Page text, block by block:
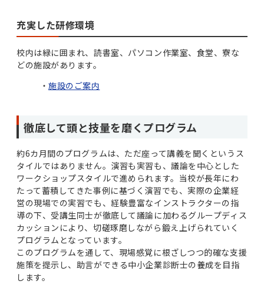
充実した研修環境
校内は緑に囲まれ、読書室、パソコン作業室、食堂、寮な
どの施設があります。
施設のご案内
徹底して頭と技量を磨くプログラム
約6カ月間のプログラムは、ただ座って講義を聞くというス
タイルではありません。演習も実習も、議論を中心とした
ワークショップスタイルで進められます。当校が長年にわ
たって蓄積してきた事例に基づく演習でも、実際の企業経
営の現場での実習でも、経験豊富なインストラクターの指
導の下、受講生同士が徹底して議論に加わるグループディス
カッションにより、切磋琢磨しながら鍛え上げられていく
プログラムとなっています。
このプログラムを通して、現場感覚に根ざしつつ的確な支援
施策を提示し、助言ができる中小企業診断士の養成を目指
します。